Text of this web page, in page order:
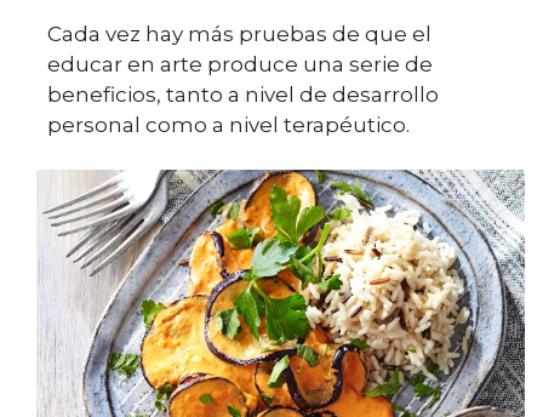
Cada vez hay más pruebas de que el
educar en arte produce una serie de
beneficios, tanto a nivel de desarrollo
personal como a nivel terapéutico.